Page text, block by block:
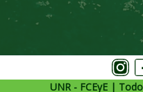
UNR - FCEyE |